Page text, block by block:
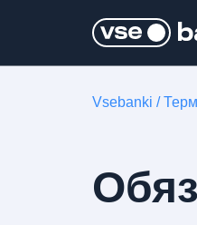
Vsebanki /